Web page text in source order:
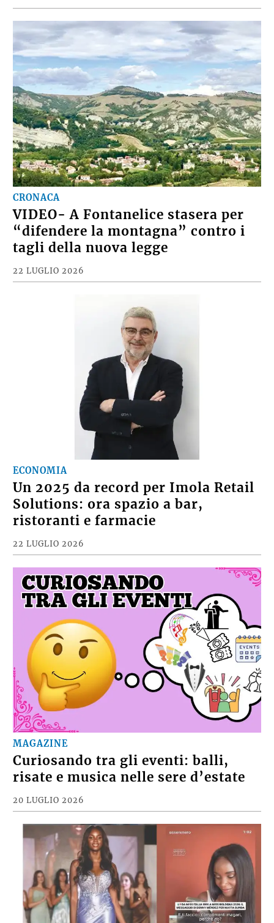
CRONACA
VIDEO- A Fontanelice stasera per
“difendere la montagna” contro i
tagli della nuova legge
22 LUGLIO 2026
ECONOMIA
Un 2025 da record per Imola Retail
Solutions: ora spazio a bar,
ristoranti e farmacie
22 LUGLIO 2026
MAGAZINE
Curiosando tra gli eventi: balli,
risate e musica nelle sere d’estate
20 LUGLIO 2026